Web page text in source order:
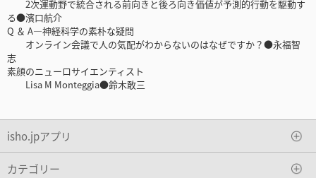
2次運動野で統合される前向きと後ろ向き価値が予測的行動を駆動す
る●濱口航介
Q ＆ A―神経科学の素朴な疑問
オンライン会議で人の気配がわからないのはなぜですか？●永福智
志
素顔のニューロサイエンティスト
Lisa M Monteggia●鈴木敢三
isho.jpアプリ
カテゴリー